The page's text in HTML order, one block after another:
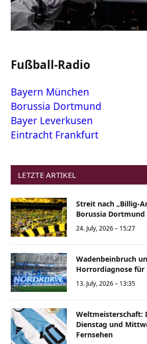
Fußball-Radio
Bayern München
Borussia Dortmund
Bayer Leverkusen
Eintracht Frankfurt
LETZTE ARTIKEL
Streit nach „Billig-
Borussia
24. July, 2026 – 15:27
Wadenbeinbruch
Horrordiagnose für
13. July, 2026 – 13:35
Weltmeisterschaft:
Dienstag und
Fernsehen